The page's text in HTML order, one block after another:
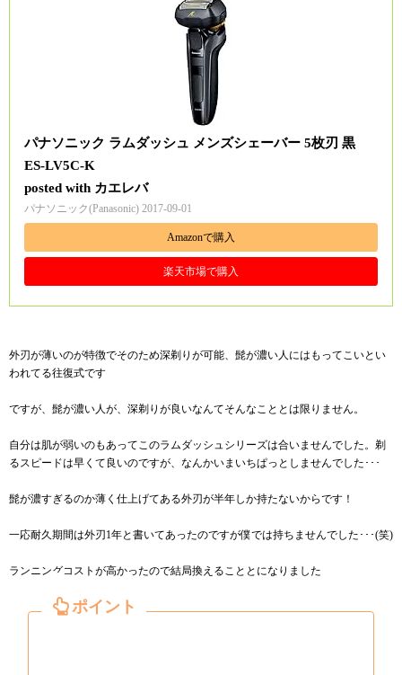
パナソニック ラムダッシュ メンズシェーバー 5枚刃 黒
ES-LV5C-K
posted with カエレバ
パナソニック(Panasonic) 2017-09-01
Amazonで購入
楽天市場で購入
外刃が薄いのが特徴でそのため深剃りが可能、髭が濃い人にはもってこいとい
われてる往復式です
ですが、髭が濃い人が、深剃りが良いなんてそんなこととは限りません。
自分は肌が弱いのもあってこのラムダッシュシリーズは合いませんでした。剃
るスピードは早くて良いのですが、なんかいまいちぱっとしませんでした･･･
髭が濃すぎるのか薄く仕上げてある外刃が半年しか持たないからです！
一応耐久期間は外刃1年と書いてあったのですが僕では持ちませんでした･･･(笑)
ランニングコストが高かったので結局換えることとになりました